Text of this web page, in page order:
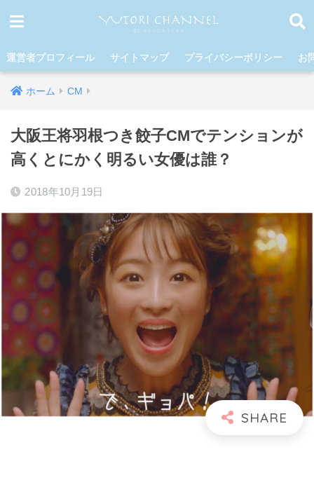
運営者プロフィール サイトマップ プライバシーポリシー お
ホーム CM
大阪王将羽根つき餃子CMでテンションが
高くとにかく明るい女優は誰？
2018年10月19日